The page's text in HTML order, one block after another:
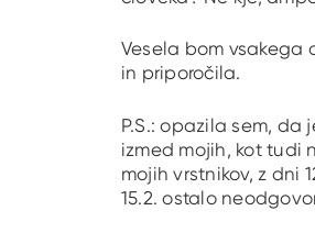
Vesela bom vsakega
in priporočila.
P.S.: opazila sem, da
izmed mojih, kot tudi
mojih vrstnikov, z dni
15.2. ostalo